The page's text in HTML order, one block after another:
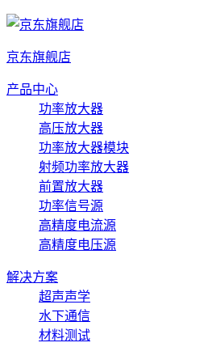
京东旗舰店
产品中心
功率放大器
高压放大器
功率放大器模块
射频功率放大器
前置放大器
功率信号源
高精度电流源
高精度电压源
解决方案
超声声学
水下通信
材料测试